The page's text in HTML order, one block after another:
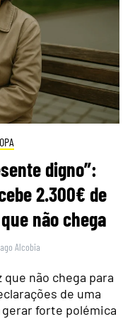
digno”:
2.300€ de
não chega
Alcobia
não chega para
de uma
forte polémica